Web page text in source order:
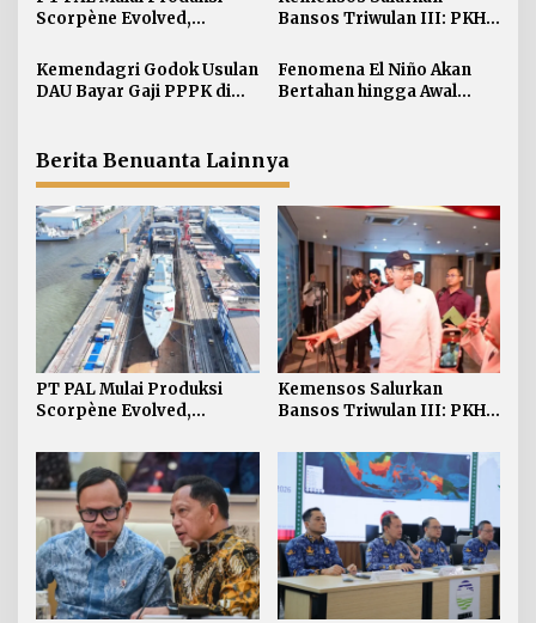
p
o
s
Scorpène Evolved,
Prancis
Bansos Triwulan III: PKH 7
Kemendagri Godok Usulan
DAU Bayar Gaji PPPK di
Fenomena El Niño Akan
Bertahan hingga Awal
Berita Benuanta Lainnya
PT PAL Mulai Produksi
Scorpène Evolved,
Prancis
Kemensos Salurkan
Bansos Triwulan III: PKH 7